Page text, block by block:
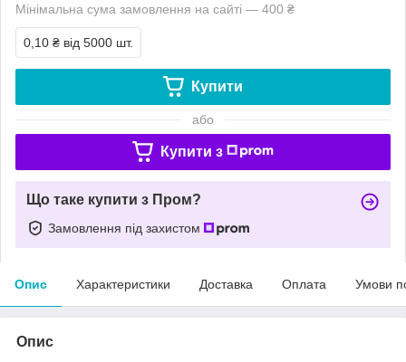
Мінімальна сума замовлення на сайті — 400 ₴
0,10 ₴ від 5000 шт.
Купити
або
Купити з
Що таке купити з Пром?
Замовлення під захистом
Опис Характеристики Доставка Оплата Умови
Опис